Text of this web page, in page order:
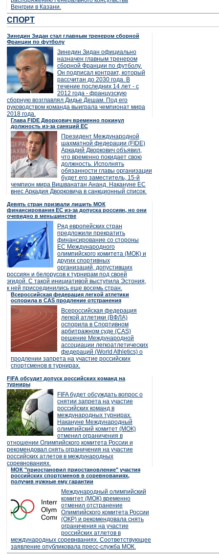
Венгрии в Казани.
СПОРТ
Зинедин Зидан стал главным тренером сборной
Франции по футболу
Зинедин Зидан официально
назначен главным тренером
сборной Франции по футболу.
Он подписал контракт, который
рассчитан до 2030 года. В
течение последних 14 лет - с
2012 года - французскую
сборную возглавлял Дидье Дешам. Под его
руководством команда выиграла чемпионат мира
2018 года.
Глава FIDE Дворкович временно покинул
должность из-за санкций ЕС
Президент Международной
шахматной федерации (FIDE)
Аркадий Дворкович объявил,
что временно покидает свою
должность. Исполнять
обязанности главы организации
будет его заместитель, 15-й
чемпион мира Вишванатан Ананд. Накануне ЕС
внес Аркадия Дворковича в санкционный список.
Девять стран призвали лишить МОК
финансирования ЕС из-за допуска россиян, но они
очевидно в меньшинстве
Ряд европейских стран
предложили прекратить
финансирование со стороны
ЕС Международного
олимпийского комитета (МОК) и
других спортивных
организаций, допустивших
россиян и белорусов к турнирам под своей
эгидой. С такой инициативой выступила Эстония,
к ней присоединились еще восемь стран.
Всероссийская федерация легкой атлетики
оспорила в CAS продление отстранения
Всероссийская федерация
легкой атлетики (ВФЛА)
оспорила в Спортивном
арбитражном суде (CAS)
решение Международной
ассоциации легкоатлетических
федераций (World Athletics) о
продлении запрета на участие российских
спортсменов в турнирах.
FIFA обсудит допуск российских команд на
турниры
FIFA будет обсуждать вопрос о
снятии запрета на участие
российских команд в
международных турнирах.
Накануне Международный
олимпийский комитет (МОК)
отменил ограничения в
отношении Олимпийского комитета России и
рекомендовал снять ограничения на участие
российских атлетов в международных
соревнованиях.
МОК "приостановил приостановление" участия
российских спортсменов в соревнованиях,
получив нужные ему гарантии
Международный олимпийский
комитет (МОК) временно
отменил отстранение
Олимпийского комитета России
(ОКР) и рекомендовала снять
ограничения на участие
российских атлетов в
международных соревнваниях. Соответствующее
заявление опубликовала пресс-служба МОК.